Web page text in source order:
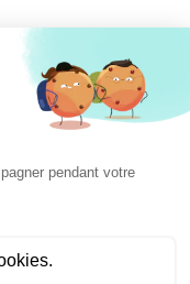
Lavallée
Est